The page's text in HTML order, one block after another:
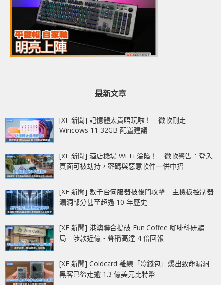
最新文章
[XF 新聞] 記憶體太貴唔玩啦！ 微軟刪走
Windows 11 32GB 配置建議
[XF 新聞] 酒店機場 Wi-Fi 淪陷！ 微軟警告：登入
頁面可被劫持，密碼與惡意軟件一併中招
[XF 新聞] 數千台伺服器被後門攻擊 主機板控制器
漏洞部分甚至超過 10 年歷史
[XF 新聞] 港澳聯合搗破 Fun Coffee 咖啡科研騙
局 涉款近億‧聲稱高達 4 倍回報
[XF 新聞] Coldcard 離線「冷錢包」爆出致命漏洞
黑客已盜走逾 1.3 億美元比特幣